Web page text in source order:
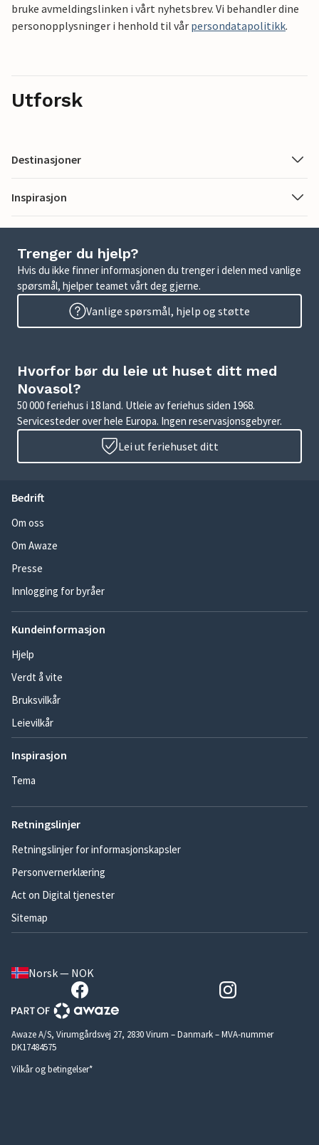
bruke avmeldingslinken i vårt nyhetsbrev. Vi behandler dine
personopplysninger i henhold til vår persondatapolitikk.
Utforsk
Destinasjoner
Inspirasjon
Trenger du hjelp?
Hvis du ikke finner informasjonen du trenger i delen med vanlige
spørsmål, hjelper teamet vårt deg gjerne.
Vanlige spørsmål, hjelp og støtte
Hvorfor bør du leie ut huset ditt med
Novasol?
50 000 feriehus i 18 land. Utleie av feriehus siden 1968.
Servicesteder over hele Europa. Ingen reservasjonsgebyrer.
Lei ut feriehuset ditt
Bedrift
Om oss
Om Awaze
Presse
Innlogging for byråer
Kundeinformasjon
Hjelp
Verdt å vite
Bruksvilkår
Leievilkår
Inspirasjon
Tema
Retningslinjer
Retningslinjer for informasjonskapsler
Personvernerklæring
Act on Digital tjenester
Sitemap
Norsk — NOK
Awaze A/S, Virumgårdsvej 27, 2830 Virum – Danmark – MVA-nummer
DK17484575
Vilkår og betingelser*